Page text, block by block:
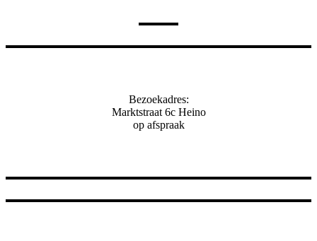
Bezoekadres:
Marktstraat 6c Heino
op afspraak